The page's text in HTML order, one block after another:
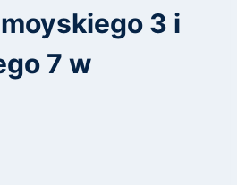
3 i
7 w